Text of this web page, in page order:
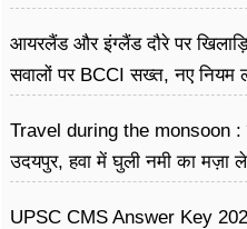
आयरलैंड और इंग्लैंड दौरे पर
सवालों पर BCCI सख्त, नए नियम
Travel during the monsoon :
उदयपुर, हवा में घुली नमी का मज़ा
UPSC CMS Answer Key